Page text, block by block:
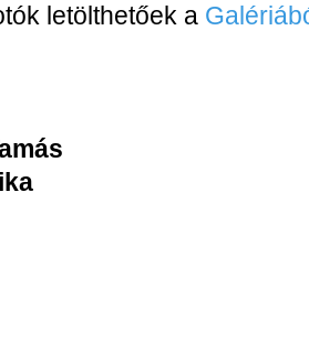
letölthetőek a